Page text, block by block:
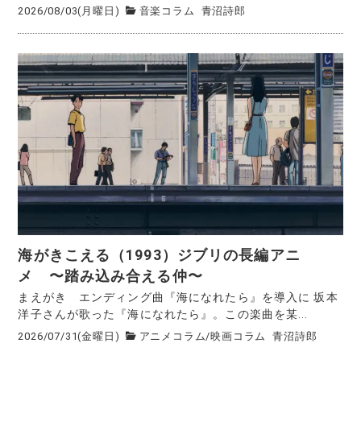
2026/08/03(月曜日) 音楽コラム 青沼詩郎
海がきこえる（1993）ジブリの長編アニ
メ 〜踏み込み合える仲〜
まえがき エンディング曲『海になれたら』を導入に 坂本
洋子さんが歌った『海になれたら』。この楽曲を某...
2026/07/31(金曜日) アニメコラム/映画コラム 青沼詩郎